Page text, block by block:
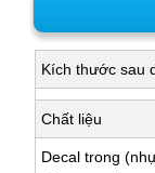
Kích thước sau
Chất liệu
Decal trong